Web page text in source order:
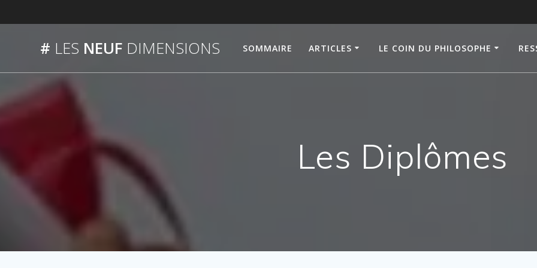
au
# LES NEUF DIMENSIONS SOMMAIRE ARTICLES LE COIN DU PHILOSOPHE
Les Diplômes